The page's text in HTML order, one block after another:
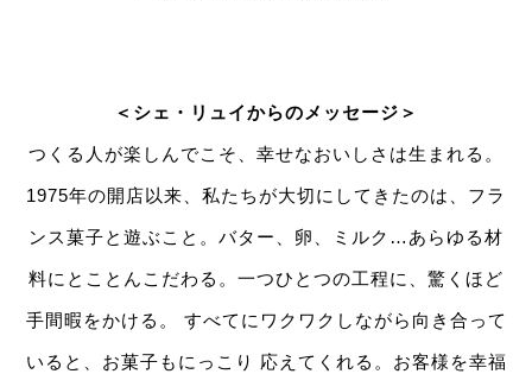
＜シェ・リュイからのメッセージ＞
つくる人が楽しんでこそ、幸せなおいしさは生まれる。
1975年の開店以来、私たちが大切にしてきたのは、フラ
ンス菓子と遊ぶこと。バター、卵、ミルク…あらゆる材
料にとことんこだわる。一つひとつの工程に、驚くほど
手間暇をかける。 すべてにワクワクしながら向き合って
いると、お菓子もにっこり 応えてくれる。お客様を幸福